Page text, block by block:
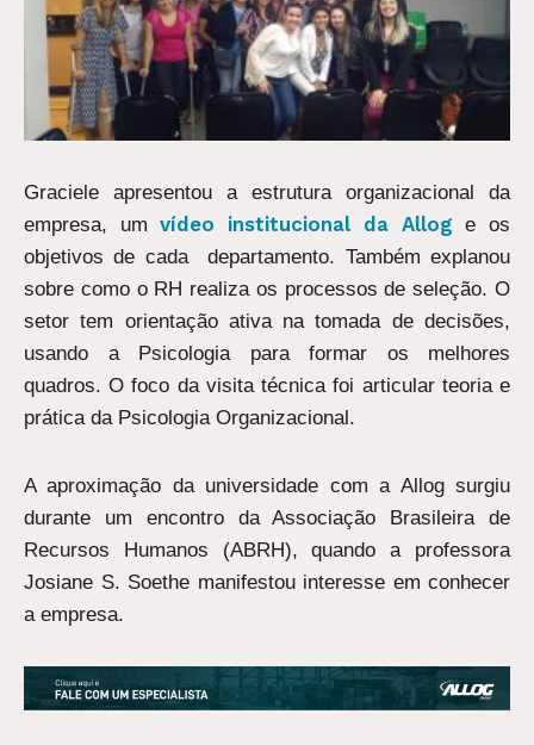
Graciele apresentou a estrutura organizacional da
empresa, umvídeo institucional da Allog e os
objetivos de cada departamento. Também explanou
sobre como o RH realiza os processos de seleção. O
setor tem orientação ativa na tomada de decisões,
usando a Psicologia para formar os melhores
quadros. O foco da visita técnica foi articular teoria e
prática da Psicologia Organizacional.
A aproximação da universidade com a Allog surgiu
durante um encontro da Associação Brasileira de
Recursos Humanos (ABRH), quando a professora
Josiane S. Soethe manifestou interesse em conhecer
a empresa.